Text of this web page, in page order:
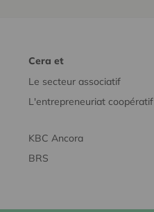
Cera et
Le secteur associatif
L'entrepreneuriat coopératif
KBC Ancora
BRS